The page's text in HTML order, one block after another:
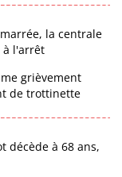
la centrale
à l'arrêt
grièvement
de trottinette
décède à 68 ans,